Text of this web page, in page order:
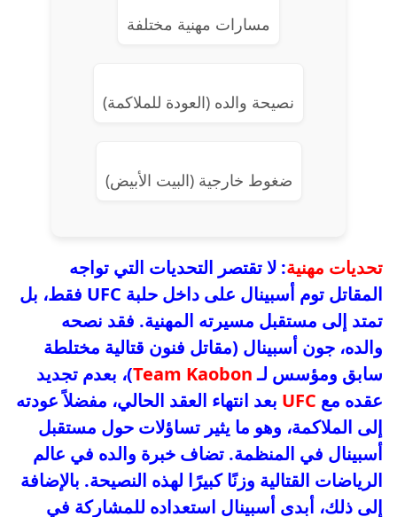
مسارات مهنية مختلفة
نصيحة والده (العودة للملاكمة)
ضغوط خارجية (البيت الأبيض)
تحديات مهنية: لا تقتصر التحديات التي تواجه
المقاتل توم أسبينال على داخل حلبة UFC فقط، بل
تمتد إلى مستقبل مسيرته المهنية. فقد نصحه
والده، جون أسبينال (مقاتل فنون قتالية مختلطة
سابق ومؤسس لـTeam Kaobon)، بعدم تجديد
عقده مع UFC بعد انتهاء العقد الحالي، مفضلاً عودته
إلى الملاكمة، وهو ما يثير تساؤلات حول مستقبل
أسبينال في المنظمة. تضاف خبرة والده في عالم
الرياضات القتالية وزنًا كبيرًا لهذه النصيحة. بالإضافة
إلى ذلك، أبدى أسبينال استعداده للمشاركة في